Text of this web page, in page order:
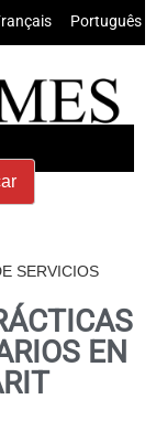
Português
SERVICIOS
EN